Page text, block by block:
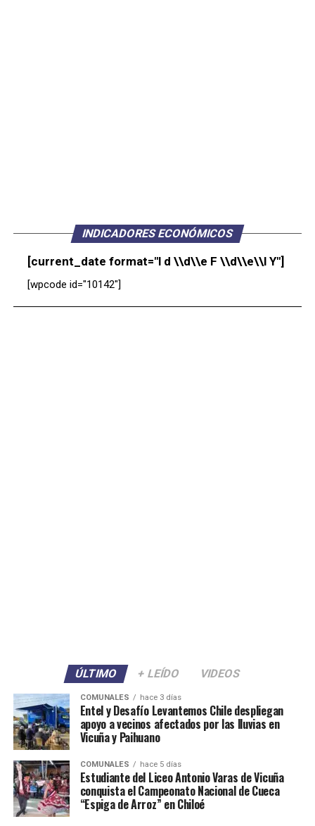
INDICADORES ECONÓMICOS
[current_date format="l d \\d\\e F \\d\\e\\l Y"]
[wpcode id="10142"]
ÚLTIMO + LEÍDO VIDEOS
COMUNALES hace 3 días
Entel y Desafío Levantemos Chile despliegan
apoyo a vecinos afectados por las lluvias en
Vicuña y Paihuano
COMUNALES hace 5 días
Estudiante del Liceo Antonio Varas de Vicuña
conquista el Campeonato Nacional de Cueca
“Espiga de Arroz” en Chiloé